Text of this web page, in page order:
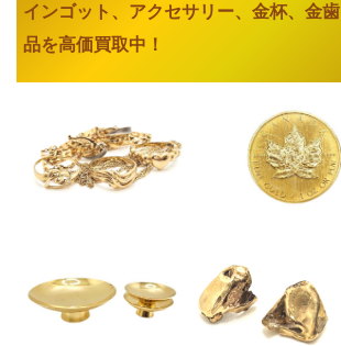
インゴット、アクセサリー、金杯、金
品を高価買取中！